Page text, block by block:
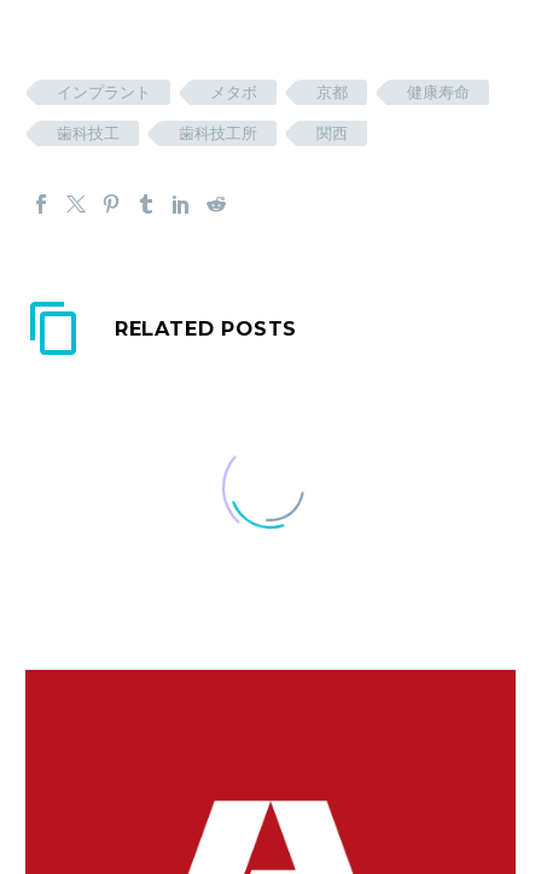
インプラント メタボ 京都
健康寿命
歯科技工
歯科技工所 関西
RELATED POSTS
16 6月 2023
白湯を飲んで
白湯（さゆ）は、体温
を上げて免疫力を高
26 12月 2019